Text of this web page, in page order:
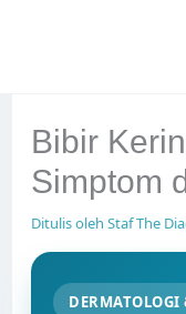
Bibir
Simptom
Ditulis oleh Staf The